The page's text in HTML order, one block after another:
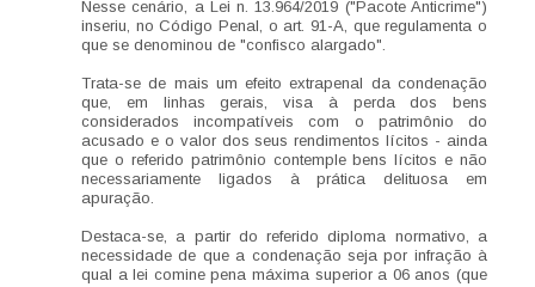
Nesse cenário, a Lei n. 13.964/2019 ("Pacote Anticrime")
inseriu, no Código Penal, o art. 91-A, que regulamenta o
que se denominou de "confisco alargado".
Trata-se de mais um efeito extrapenal da condenação
que, em linhas gerais, visa à perda dos bens
considerados incompatíveis com o patrimônio do
acusado e o valor dos seus rendimentos lícitos - ainda
que o referido patrimônio contemple bens lícitos e não
necessariamente ligados à prática delituosa em
apuração.
Destaca-se, a partir do referido diploma normativo, a
necessidade de que a condenação seja por infração à
qual a lei comine pena máxima superior a 06 anos (que